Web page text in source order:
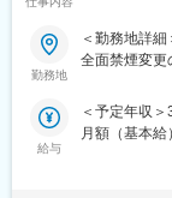
・影響解析
・品質改善
す。また、
結するため
歓迎≫
■業務内容：
検討から設
す。回路設計
勤務地
＜勤務地詳
全面禁煙変更
給与
＜予定年収
月額（基本